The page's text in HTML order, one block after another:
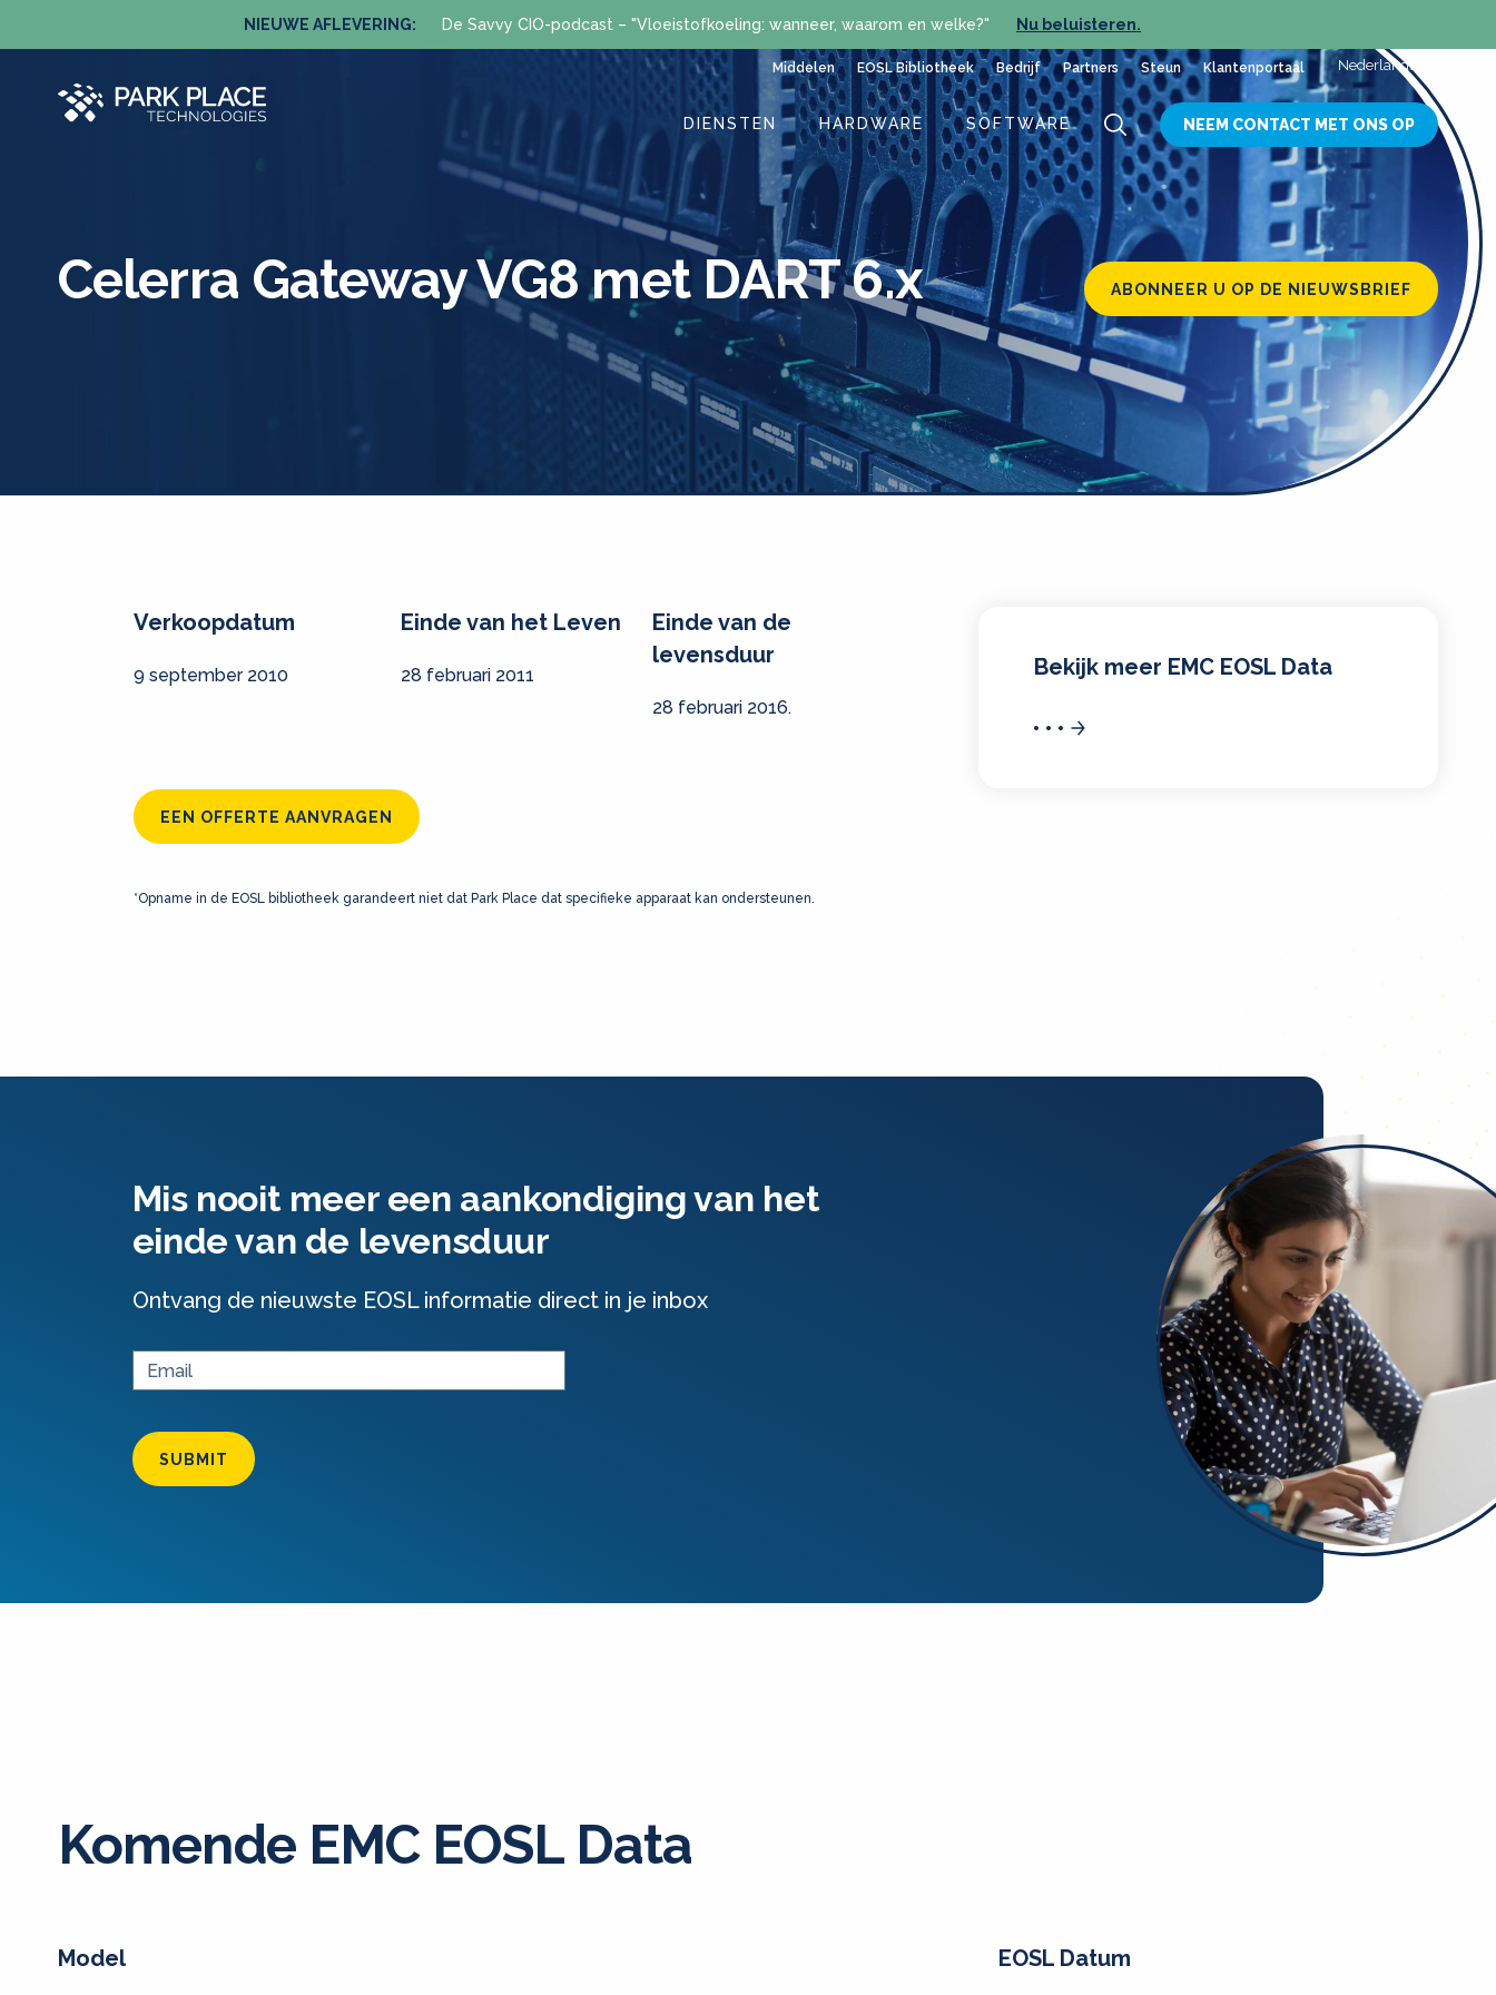
NIEUWE AFLEVERING: De Savvy CIO-podcast – "Vloeistofkoeling: wanneer, waarom en welke?" Nu beluisteren.
Middelen EOSL Bibliotheek Bedrijf Partners Steun Klantenportaal Nederlands
DIENSTEN HARDWARE SOFTWARE NEEM CONTACT MET ONS OP
ABONNEER U OP DE NIEUWSBRIEF
Celerra Gateway VG8 met DART 6.x
Verkoopdatum
9 september 2010
Einde van het Leven
28 februari 2011
Einde van de
levensduur
28 februari 2016.
EEN OFFERTE AANVRAGEN
*Opname in de EOSL bibliotheek garandeert niet dat Park Place dat specifieke apparaat kan ondersteunen.
Bekijk meer EMC EOSL Data
Mis nooit meer een aankondiging van het
einde van de levensduur
Ontvang de nieuwste EOSL informatie direct in je inbox
SUBMIT
Komende EMC EOSL Data
Model EOSL Datum